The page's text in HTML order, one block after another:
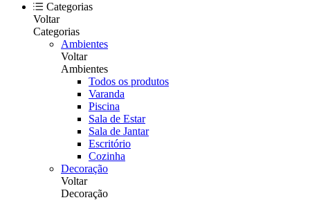
Categorias
Voltar
Categorias
Ambientes
Voltar
Ambientes
Todos os produtos
Varanda
Piscina
Sala de Estar
Sala de Jantar
Escritório
Cozinha
Decoração
Voltar
Decoração